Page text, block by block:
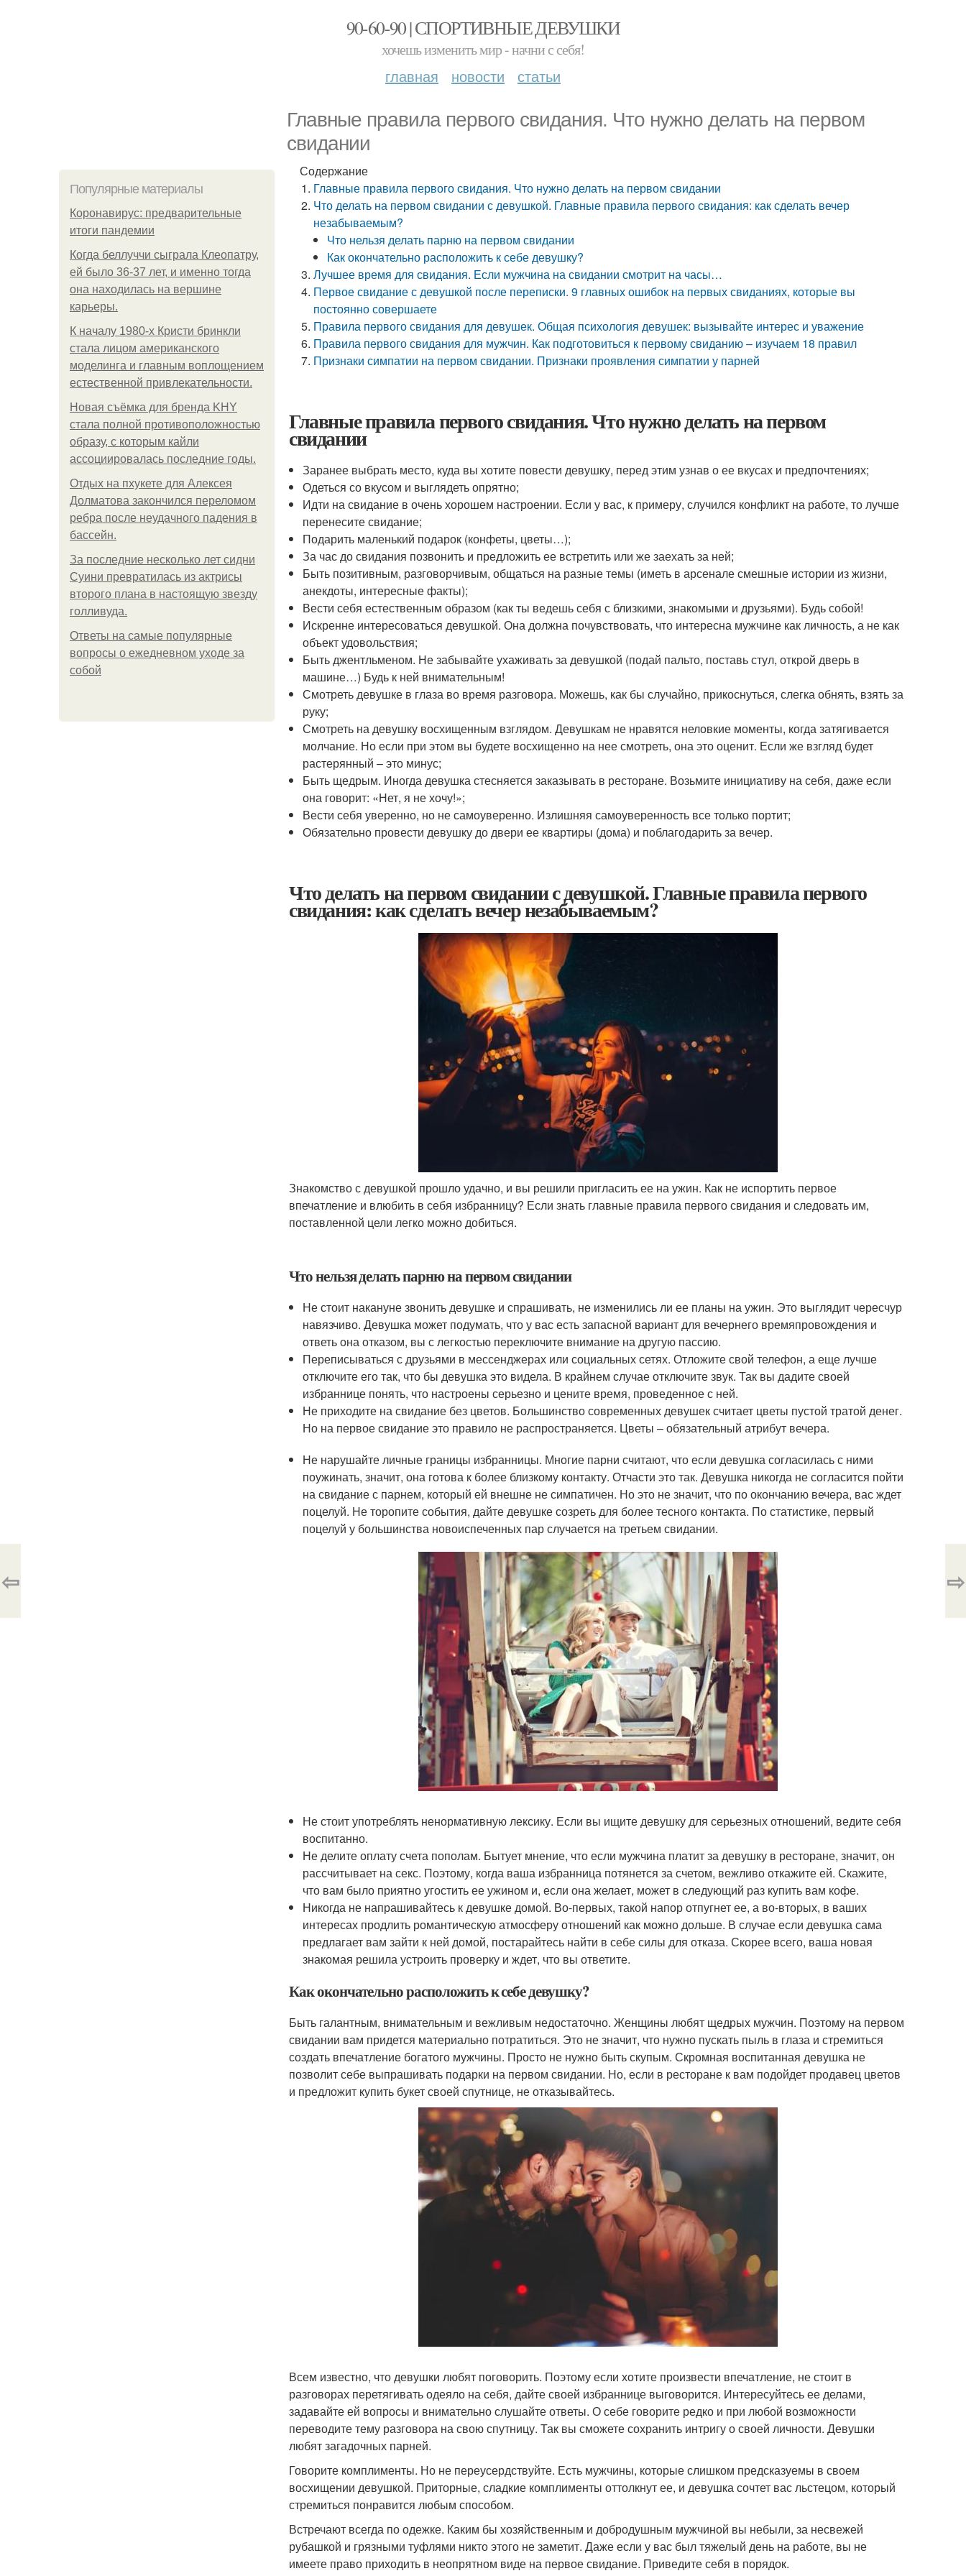
90-60-90 | СПОРТИВНЫЕ ДЕВУШКИ
хочешь изменить мир - начни с себя!
главная новости статьи
Главные правила первого свидания. Что нужно делать на первом
свидании
Популярные материалы
Коронавирус: предварительные
итоги пандемии
Когда беллуччи сыграла Клеопатру,
ей было 36-37 лет, и именно тогда
она находилась на вершине
карьеры.
К началу 1980-х Кристи бринкли
стала лицом американского
моделинга и главным воплощением
естественной привлекательности.
Новая съёмка для бренда KHY
стала полной противоположностью
образу, с которым кайли
ассоциировалась последние годы.
Отдых на пхукете для Алексея
Долматова закончился переломом
ребра после неудачного падения в
бассейн.
За последние несколько лет сидни
Суини превратилась из актрисы
второго плана в настоящую звезду
голливуда.
Ответы на самые популярные
вопросы о ежедневном уходе за
собой
Содержание
Главные правила первого свидания. Что нужно делать на первом свидании
Что делать на первом свидании с девушкой. Главные правила первого свидания: как сделать вечер
незабываемым?
Что нельзя делать парню на первом свидании
Как окончательно расположить к себе девушку?
Лучшее время для свидания. Если мужчина на свидании смотрит на часы…
Первое свидание с девушкой после переписки. 9 главных ошибок на первых свиданиях, которые вы
постоянно совершаете
Правила первого свидания для девушек. Общая психология девушек: вызывайте интерес и уважение
Правила первого свидания для мужчин. Как подготовиться к первому свиданию – изучаем 18 правил
Признаки симпатии на первом свидании. Признаки проявления симпатии у парней
Главные правила первого свидания. Что нужно делать на первом
свидании
Заранее выбрать место, куда вы хотите повести девушку, перед этим узнав о ее вкусах и предпочтениях;
Одеться со вкусом и выглядеть опрятно;
Идти на свидание в очень хорошем настроении. Если у вас, к примеру, случился конфликт на работе, то лучше
перенесите свидание;
Подарить маленький подарок (конфеты, цветы…);
За час до свидания позвонить и предложить ее встретить или же заехать за ней;
Быть позитивным, разговорчивым, общаться на разные темы (иметь в арсенале смешные истории из жизни,
анекдоты, интересные факты);
Вести себя естественным образом (как ты ведешь себя с близкими, знакомыми и друзьями). Будь собой!
Искренне интересоваться девушкой. Она должна почувствовать, что интересна мужчине как личность, а не как
объект удовольствия;
Быть джентльменом. Не забывайте ухаживать за девушкой (подай пальто, поставь стул, открой дверь в
машине…) Будь к ней внимательным!
Смотреть девушке в глаза во время разговора. Можешь, как бы случайно, прикоснуться, слегка обнять, взять за
руку;
Смотреть на девушку восхищенным взглядом. Девушкам не нравятся неловкие моменты, когда затягивается
молчание. Но если при этом вы будете восхищенно на нее смотреть, она это оценит. Если же взгляд будет
растерянный – это минус;
Быть щедрым. Иногда девушка стесняется заказывать в ресторане. Возьмите инициативу на себя, даже если
она говорит: «Нет, я не хочу!»;
Вести себя уверенно, но не самоуверенно. Излишняя самоуверенность все только портит;
Обязательно провести девушку до двери ее квартиры (дома) и поблагодарить за вечер.
Что делать на первом свидании с девушкой. Главные правила первого
свидания: как сделать вечер незабываемым?
Знакомство с девушкой прошло удачно, и вы решили пригласить ее на ужин. Как не испортить первое
впечатление и влюбить в себя избранницу? Если знать главные правила первого свидания и следовать им,
поставленной цели легко можно добиться.
Что нельзя делать парню на первом свидании
Не стоит накануне звонить девушке и спрашивать, не изменились ли ее планы на ужин. Это выглядит чересчур
навязчиво. Девушка может подумать, что у вас есть запасной вариант для вечернего времяпровождения и
ответь она отказом, вы с легкостью переключите внимание на другую пассию.
Переписываться с друзьями в мессенджерах или социальных сетях. Отложите свой телефон, а еще лучше
отключите его так, что бы девушка это видела. В крайнем случае отключите звук. Так вы дадите своей
избраннице понять, что настроены серьезно и цените время, проведенное с ней.
Не приходите на свидание без цветов. Большинство современных девушек считает цветы пустой тратой денег.
Но на первое свидание это правило не распространяется. Цветы – обязательный атрибут вечера.
Не нарушайте личные границы избранницы. Многие парни считают, что если девушка согласилась с ними
поужинать, значит, она готова к более близкому контакту. Отчасти это так. Девушка никогда не согласится пойти
на свидание с парнем, который ей внешне не симпатичен. Но это не значит, что по окончанию вечера, вас ждет
поцелуй. Не торопите события, дайте девушке созреть для более тесного контакта. По статистике, первый
поцелуй у большинства новоиспеченных пар случается на третьем свидании.
Не стоит употреблять ненормативную лексику. Если вы ищите девушку для серьезных отношений, ведите себя
воспитанно.
Не делите оплату счета пополам. Бытует мнение, что если мужчина платит за девушку в ресторане, значит, он
рассчитывает на секс. Поэтому, когда ваша избранница потянется за счетом, вежливо откажите ей. Скажите,
что вам было приятно угостить ее ужином и, если она желает, может в следующий раз купить вам кофе.
Никогда не напрашивайтесь к девушке домой. Во-первых, такой напор отпугнет ее, а во-вторых, в ваших
интересах продлить романтическую атмосферу отношений как можно дольше. В случае если девушка сама
предлагает вам зайти к ней домой, постарайтесь найти в себе силы для отказа. Скорее всего, ваша новая
знакомая решила устроить проверку и ждет, что вы ответите.
Как окончательно расположить к себе девушку?
Быть галантным, внимательным и вежливым недостаточно. Женщины любят щедрых мужчин. Поэтому на первом
свидании вам придется материально потратиться. Это не значит, что нужно пускать пыль в глаза и стремиться
создать впечатление богатого мужчины. Просто не нужно быть скупым. Скромная воспитанная девушка не
позволит себе выпрашивать подарки на первом свидании. Но, если в ресторане к вам подойдет продавец цветов
и предложит купить букет своей спутнице, не отказывайтесь.
Всем известно, что девушки любят поговорить. Поэтому если хотите произвести впечатление, не стоит в
разговорах перетягивать одеяло на себя, дайте своей избраннице выговорится. Интересуйтесь ее делами,
задавайте ей вопросы и внимательно слушайте ответы. О себе говорите редко и при любой возможности
переводите тему разговора на свою спутницу. Так вы сможете сохранить интригу о своей личности. Девушки
любят загадочных парней.
Говорите комплименты. Но не переусердствуйте. Есть мужчины, которые слишком предсказуемы в своем
восхищении девушкой. Приторные, сладкие комплименты оттолкнут ее, и девушка сочтет вас льстецом, который
стремиться понравится любым способом.
Встречают всегда по одежке. Каким бы хозяйственным и добродушным мужчиной вы небыли, за несвежей
рубашкой и грязными туфлями никто этого не заметит. Даже если у вас был тяжелый день на работе, вы не
имеете право приходить в неопрятном виде на первое свидание. Приведите себя в порядок.
⇦ ⇨